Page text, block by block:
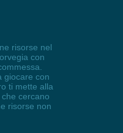
risorse nel
con
giocare con
ti mette alla
cercano
risorse non